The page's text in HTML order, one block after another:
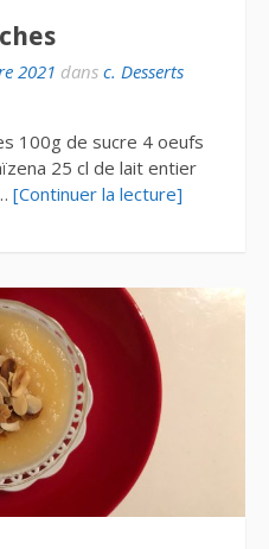
2021 dans c. Desserts
100g de sucre 4 oeufs
25 cl de lait entier
[Continuer la lecture]